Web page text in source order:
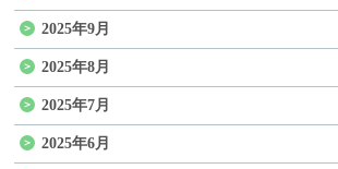
2025年9月
2025年8月
2025年7月
2025年6月